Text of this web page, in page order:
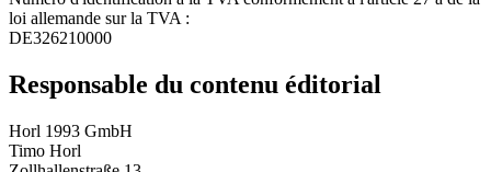
loi allemande sur la TVA :
DE326210000
Responsable du contenu éditorial
Horl 1993 GmbH
Timo Horl